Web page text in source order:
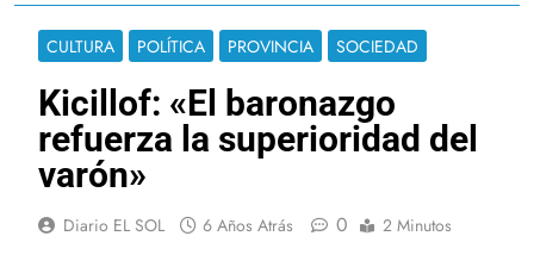
CULTURA POLÍTICA PROVINCIA SOCIEDAD
Kicillof: «El baronazgo
refuerza la superioridad del
varón»
Diario EL SOL 6 Años Atrás 0 2 Minutos